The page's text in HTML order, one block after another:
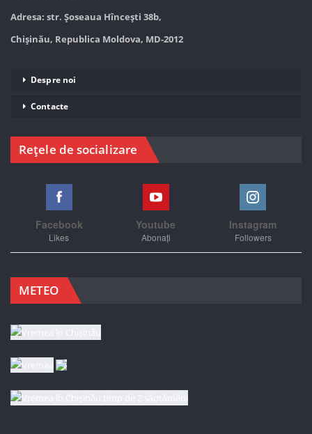
Adresa: str. Șoseaua Hînceşti 38b,
Chișinău, Republica Moldova, MD-2012
Despre noi
Contacte
Rețele de socializare
Facebook
Likes
Youtube
Abonați
Instagram
Followers
METEO